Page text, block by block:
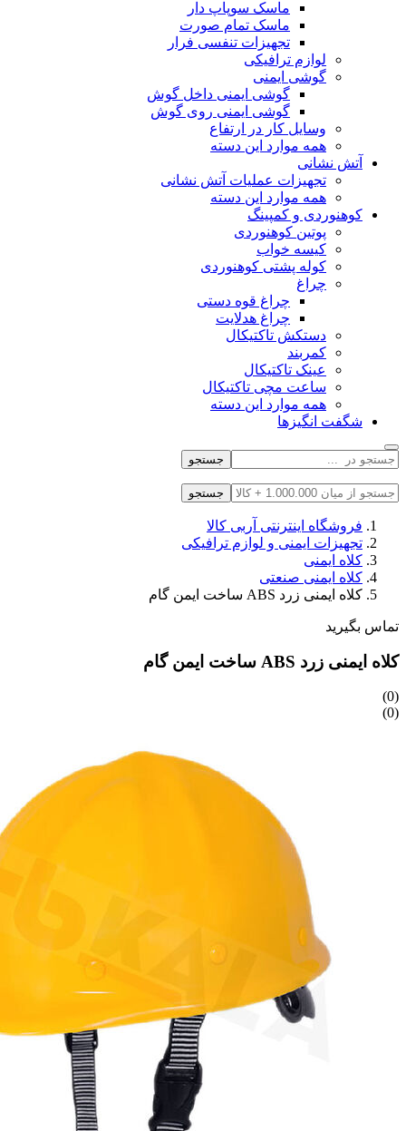
ماسک سوپاپ دار
ماسک تمام صورت
تجهیزات تنفسی فرار
لوازم ترافیکی
گوشی ایمنی
گوشی ایمنی داخل گوش
گوشی ایمنی روی گوش
وسایل کار در ارتفاع
همه موارد این دسته
آتش نشانی
تجهیزات عملیات آتش نشانی
همه موارد این دسته
کوهنوردی و کمپینگ
پوتین کوهنوردی
کیسه خواب
کوله پشتی کوهنوردی
چراغ
چراغ قوه دستی
چراغ هدلایت
دستکش تاکتیکال
کمربند
عینک تاکتیکال
ساعت مچی تاکتیکال
همه موارد این دسته
شگفت انگیزها
جستجو
جستجو
فروشگاه اینترنتی آربی کالا
تجهیزات ایمنی و لوازم ترافیکی
کلاه ایمنی
کلاه ایمنی صنعتی
کلاه ایمنی زرد ABS ساخت ایمن گام
تماس بگیرید
کلاه ایمنی زرد ABS ساخت ایمن گام
(0)
(0)